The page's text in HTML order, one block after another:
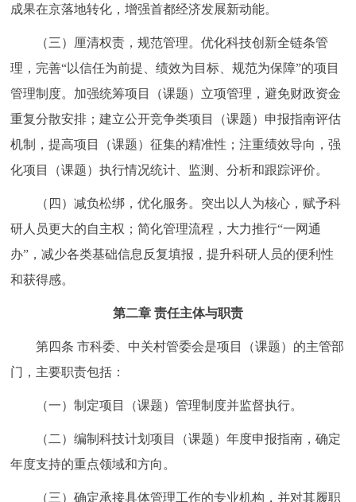
成果在京落地转化，增强首都经济发展新动能。
（三）厘清权责，规范管理。优化科技创新全链条管
理，完善“以信任为前提、绩效为目标、规范为保障”的项目
管理制度。加强统筹项目（课题）立项管理，避免财政资金
重复分散安排；建立公开竞争类项目（课题）申报指南评估
机制，提高项目（课题）征集的精准性；注重绩效导向，强
化项目（课题）执行情况统计、监测、分析和跟踪评价。
（四）减负松绑，优化服务。突出以人为核心，赋予科
研人员更大的自主权；简化管理流程，大力推行“一网通
办”，减少各类基础信息反复填报，提升科研人员的便利性
和获得感。
第二章 责任主体与职责
第四条 市科委、中关村管委会是项目（课题）的主管部
门，主要职责包括：
（一）制定项目（课题）管理制度并监督执行。
（二）编制科技计划项目（课题）年度申报指南，确定
年度支持的重点领域和方向。
（三）确定承接具体管理工作的专业机构，并对其履职